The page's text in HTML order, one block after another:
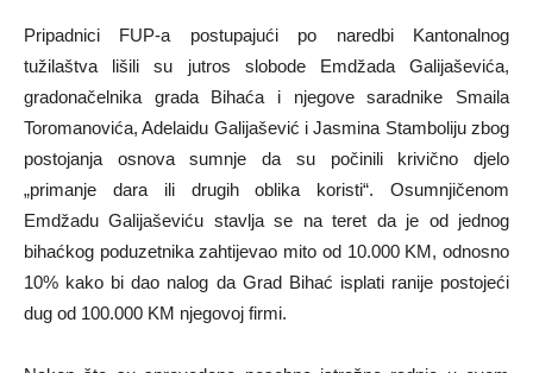
Pripadnici FUP-a postupajući po naredbi Kantonalnog
tužilaštva lišili su jutros slobode Emdžada Galijaševića,
gradonačelnika grada Bihaća i njegove saradnike Smaila
Toromanovića, Adelaidu Galijašević i Jasmina Stamboliju zbog
postojanja osnova sumnje da su počinili krivično djelo
„primanje dara ili drugih oblika koristi“. Osumnjičenom
Emdžadu Galijaševiću stavlja se na teret da je od jednog
bihaćkog poduzetnika zahtijevao mito od 10.000 KM, odnosno
10% kako bi dao nalog da Grad Bihać isplati ranije postojeći
dug od 100.000 KM njegovoj firmi.